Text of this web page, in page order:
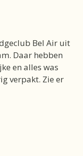
Bel Air uit
Daar hebben
en alles was
verpakt. Zie er